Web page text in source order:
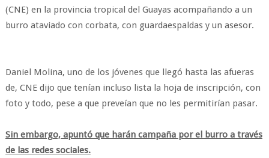
(CNE) en la provincia tropical del Guayas acompañando a un
burro ataviado con corbata, con guardaespaldas y un asesor.
Daniel Molina, uno de los jóvenes que llegó hasta las afueras
de, CNE dijo que tenían incluso lista la hoja de inscripción, con
foto y todo, pese a que preveían que no les permitirían pasar.
Sin embargo, apuntó que harán campaña por el burro a través
de las redes sociales.